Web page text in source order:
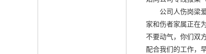
公司人伤岗梁爱
家和伤者家属正在
不要动气，你们双
配合我们的工作，